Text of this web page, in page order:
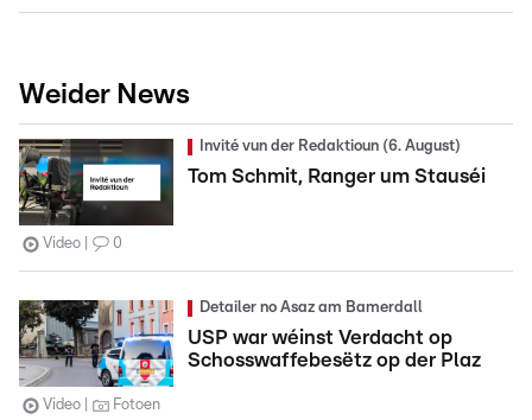
Weider News
Invité vun der Redaktioun (6. August)
Tom Schmit, Ranger um Stauséi
Video 0
Detailer no Asaz am Bamerdall
USP war wéinst Verdacht op
Schosswaffebesëtz op der Plaz
Video Fotoen